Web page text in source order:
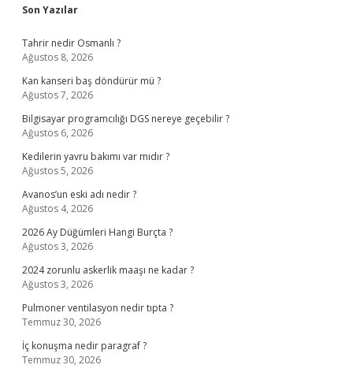
Sidebar
Son Yazılar
Tahrir nedir Osmanlı ?
Ağustos 8, 2026
Kan kanseri baş döndürür mü ?
Ağustos 7, 2026
Bilgisayar programcılığı DGS nereye geçebilir ?
Ağustos 6, 2026
Kedilerin yavru bakımı var mıdır ?
Ağustos 5, 2026
Avanos’un eski adı nedir ?
Ağustos 4, 2026
2026 Ay Düğümleri Hangi Burçta ?
Ağustos 3, 2026
2024 zorunlu askerlik maaşı ne kadar ?
Ağustos 3, 2026
Pulmoner ventilasyon nedir tıpta ?
Temmuz 30, 2026
İç konuşma nedir paragraf ?
Temmuz 30, 2026